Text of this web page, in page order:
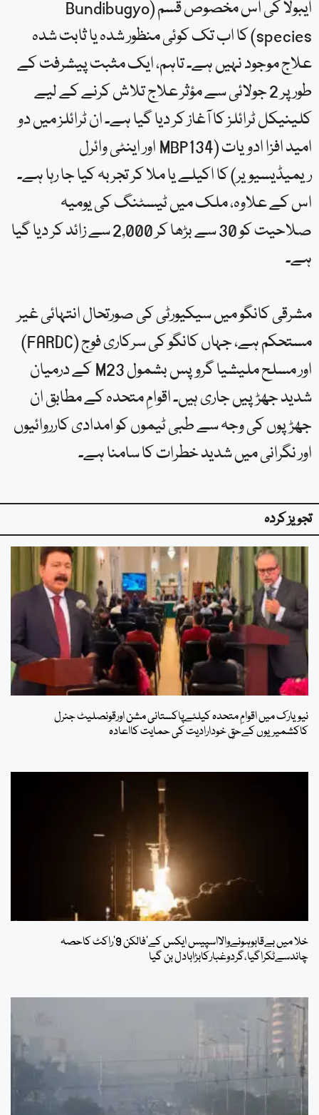
ایبولا کی اس مخصوص قسم (Bundibugyo
species) کا اب تک کوئی منظور شدہ یا ثابت شدہ
علاج موجود نہیں ہے۔ تاہم، ایک مثبت پیشرفت کے
طور پر 2 جولائی سے مؤثر علاج تلاش کرنے کے لیے
کلینیکل ٹرائلز کا آغاز کر دیا گیا ہے۔ ان ٹرائلز میں دو
امید افزا ادویات (MBP134 اور اینٹی وائرل
ریمیڈیسیویر) کا اکیلے یا ملا کر تجربہ کیا جا رہا ہے۔
اس کے علاوہ، ملک میں ٹیسٹنگ کی یومیہ
صلاحیت کو 30 سے بڑھا کر 2,000 سے زائد کر دیا گیا
ہے۔
مشرقی کانگو میں سیکیورٹی کی صورتحال انتہائی غیر
مستحکم ہے، جہاں کانگو کی سرکاری فوج (FARDC)
اور مسلح ملیشیا گروپس بشمول M23 کے درمیان
شدید جھڑپیں جاری ہیں۔ اقوامِ متحدہ کے مطابق ان
جھڑپوں کی وجہ سے طبی ٹیموں کو امدادی کارروائیوں
اور نگرانی میں شدید خطرات کا سامنا ہے۔
تجویز کردہ
نیویارک میں اقوامِ متحدہ کیلئےپاکستانی مشن اورقونصلیٹ جنرل
کاکشمیریوں کےحقِ خودارادیت کی حمایت کااعادہ
خلا میں بےقابوہونےوالااسپیس ایکس کے’فالکن 9’راکٹ کاحصہ
چاندسےٹکراگیا،گردوغبارکابڑابادل بن گیا